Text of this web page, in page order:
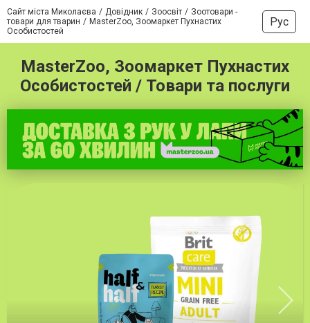
Сайт міста Миколаєва Довідник Зоосвіт
Зоотовари -
товари для тварин
MasterZoo, Зоомаркет Пухнастих
Особистостей
Рус
MasterZoo, Зоомаркет Пухнастих
Особистостей / Товари та послуги